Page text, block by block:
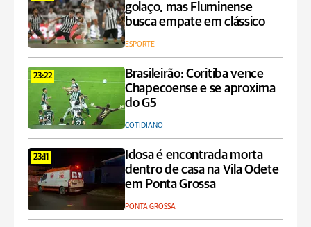
golaço, mas Fluminense
busca empate em clássico
ESPORTE
23:22
Brasileirão: Coritiba vence
Chapecoense e se aproxima
do G5
COTIDIANO
23:11
Idosa é encontrada morta
dentro de casa na Vila Odete
em Ponta Grossa
PONTA GROSSA